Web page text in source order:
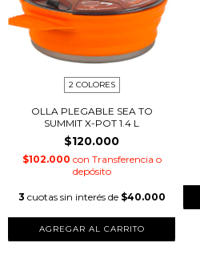
2 COLORES
OLLA PLEGABLE SEA TO
SUMMIT X-POT 1.4 L
$120.000
$102.000 con Transferencia o
depósito
3 cuotas sin interés de $40.000
AGREGAR AL CARRITO